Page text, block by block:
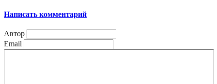
Написать комментарий
Автор
Email